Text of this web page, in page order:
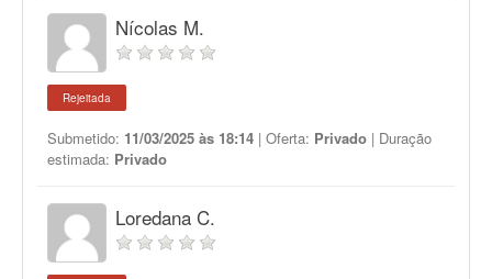
Nícolas M.
Rejeitada
Submetido: 11/03/2025 às 18:14 | Oferta: Privado | Duração
estimada: Privado
Loredana C.